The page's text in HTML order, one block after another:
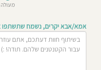
מעולה
אמא/אבא יקרים, נשמח שתשתפו